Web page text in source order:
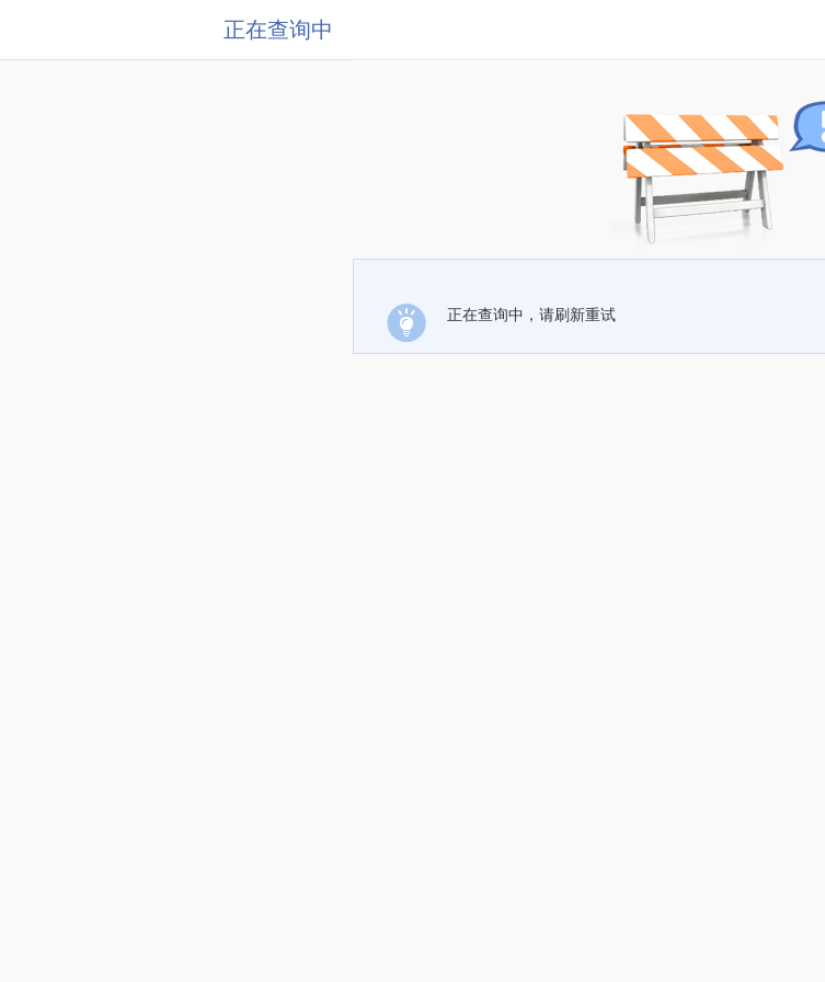
正在查询中
正在查询中，请刷新重试